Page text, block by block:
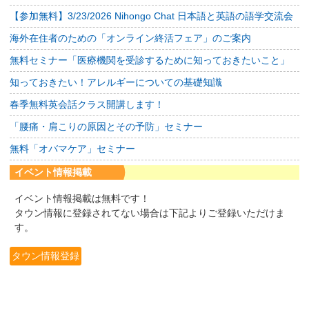
【参加無料】3/23/2026 Nihongo Chat 日本語と英語の語学交流会
海外在住者のための「オンライン終活フェア」のご案内
無料セミナー「医療機関を受診するために知っておきたいこと」
知っておきたい！アレルギーについての基礎知識
春季無料英会話クラス開講します！
「腰痛・肩こりの原因とその予防」セミナー
無料「オバマケア」セミナー
イベント情報掲載
イベント情報掲載は無料です！
タウン情報に登録されてない場合は下記よりご登録いただけま
す。
タウン情報登録